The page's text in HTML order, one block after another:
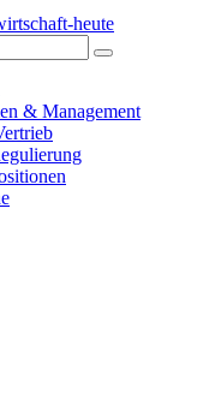
heute
& Management